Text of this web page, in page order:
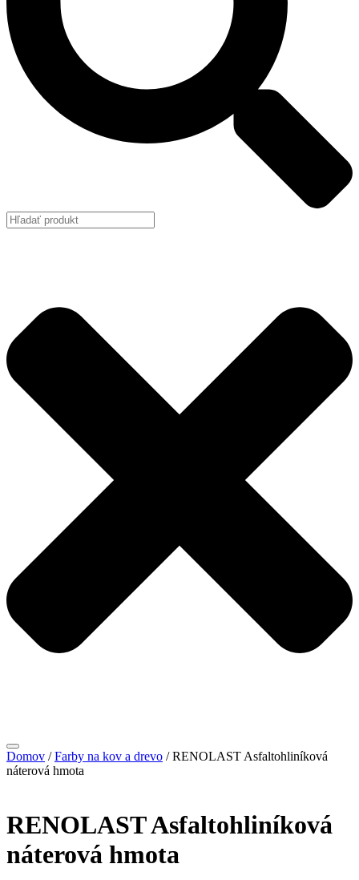
Domov /Farby na kov a drevo / RENOLAST Asfaltohliníková
náterová hmota
RENOLAST Asfaltohliníková
náterová hmota